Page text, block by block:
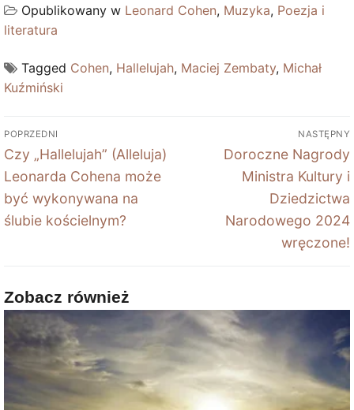
Opublikowany w Leonard Cohen, Muzyka, Poezja i
literatura
Tagged Cohen, Hallelujah, Maciej Zembaty, Michał
Kuźmiński
Nawigacja
wpisu
POPRZEDNI
Poprzedni
wpis:
Czy „Hallelujah” (Alleluja)
Leonarda Cohena może
być wykonywana na
ślubie kościelnym?
NASTĘPNY
Next
post:
Doroczne Nagrody
Ministra Kultury i
Dziedzictwa
Narodowego 2024
wręczone!
Zobacz również